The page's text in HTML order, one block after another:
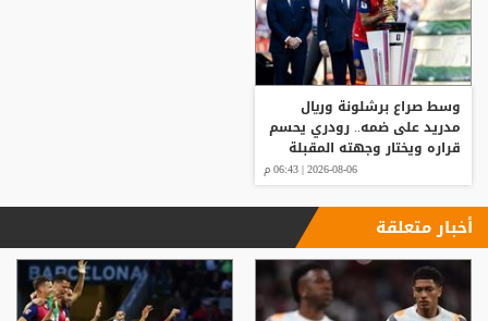
وسط صراع برشلونة وريال
مدريد على ضمه.. رودري يحسم
قراره ويختار وجهته المقبلة
2026-08-06 | 06:43 م
أخبار متعلقة